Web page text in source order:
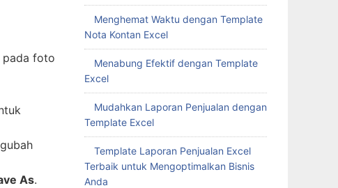
pada foto
As.
Menghemat Waktu dengan Template
Nota Kontan Excel
Menabung Efektif dengan Template
Excel
Mudahkan Laporan Penjualan dengan
Template Excel
Template Laporan Penjualan Excel
Terbaik untuk Mengoptimalkan Bisnis
Anda